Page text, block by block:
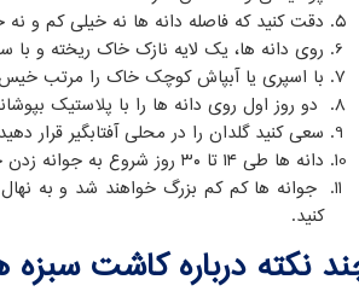
دقت کنید که فاصله دانه ها نه خیلی کم و نه
روی دانه ها، یک لایه نازک خاک ریخته و با
با اسپری یا آبپاش کوچک خاک را مرتب خیس
دو روز اول روی دانه ها را با پلاستیک
سعی کنید گلدان را در محلی آفتابگیر قرار
دانه ها طی ۱۴ تا ۳۰ روز شروع به جوانه زدن خواهند کرد.
کنید.
نکته درباره کاشت سبزه